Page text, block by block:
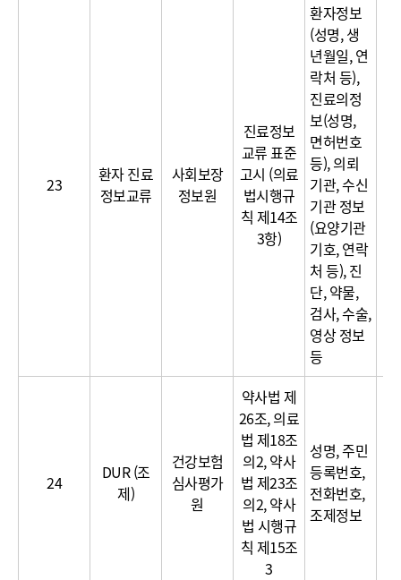
23
환자 진료
정보교류
사회보장
정보원
진료정보
교류 표준
고시 (의료
법시행규
칙 제14조
3항)
환자정보
(성명, 생
년월일, 연
락처 등),
진료의정
보(성명,
면허번호
등), 의뢰
기관, 수신
기관 정보
(요양기관
기호, 연락
처 등), 진
단, 약물,
검사, 수술,
영상 정보
등
24
DUR (조
제)
건강보험
심사평가
원
약사법 제
26조, 의료
법 제18조
의2, 약사
법 제23조
의2, 약사
법 시행규
칙 제15조
3
성명, 주민
등록번호,
전화번호,
조제정보